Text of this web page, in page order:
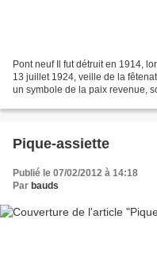
Pont neuf Il fut détruit en 1914,
13 juillet 1924, veille de la
un symbole de la paix revenue,
Pique-assiette
Publié le 07/02/2012 à 14:18
Par bauds